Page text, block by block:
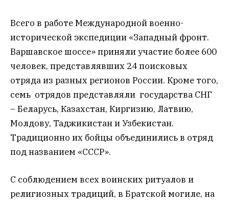
Всего в работе Международной военно-
исторической экспедиции «Западный фронт.
Варшавское шоссе» приняли участие более 600
человек, представлявших 24 поисковых
отряда из разных регионов России. Кроме того,
семь отрядов представляли государства СНГ
– Беларусь, Казахстан, Киргизию, Латвию,
Молдову, Таджикистан и Узбекистан.
Традиционно их бойцы объединились в отряд
под названием «СССР».
С соблюдением всех воинских ритуалов и
религиозных традиций, в Братской могиле, на